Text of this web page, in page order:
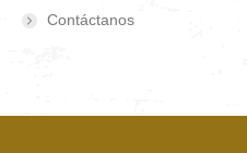
Contáctanos